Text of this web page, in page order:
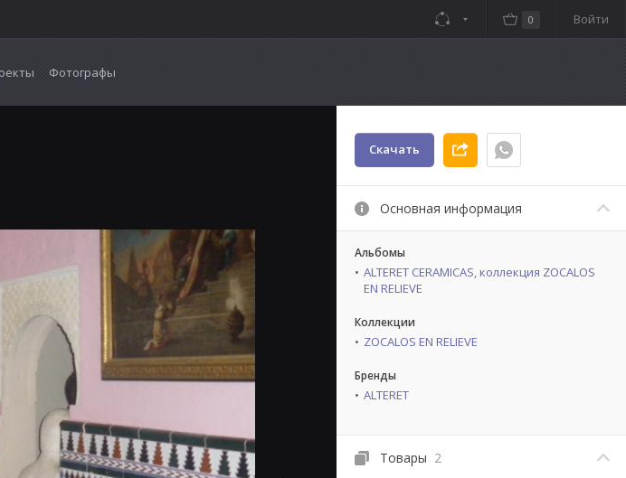
Войти
0
Фотографы
Скачать
Основная информация
Альбомы
ALTERET CERAMICAS, коллекция ZOCALOS
EN RELIEVE
Коллекции
ZOCALOS EN RELIEVE
Бренды
ALTERET
Товары 2